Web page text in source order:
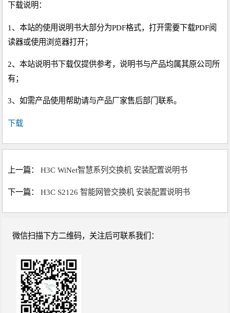
下载说明：
1、本站的使用说明书大部分为PDF格式，打开需要下载PDF阅
读器或使用浏览器打开；
2、本站说明书下载仅提供参考，说明书与产品均属其原公司所
有；
3、如需产品使用帮助请与产品厂家售后部门联系。
下载
上一篇：H3C WiNet智慧系列交换机 安装配置说明书
下一篇：H3C S2126 智能网管交换机 安装配置说明书
微信扫描下方二维码，关注后可联系我们：